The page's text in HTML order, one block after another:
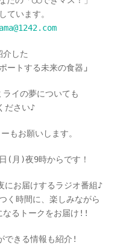
ています。
介した
ートする未来の食器 」
イの夢についても
ださい♪
もお願いします。
(月)夜9時からです！
にお届けするラジオ番組♪
く時間に、楽しみながら
なるトークをお届け!!
できる情報も紹介!